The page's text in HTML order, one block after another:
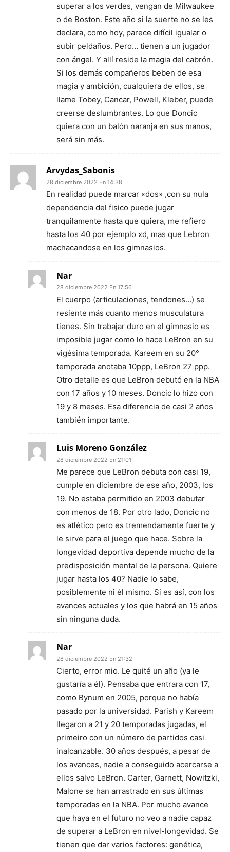
superar a los verdes, vengan de Milwaukee
o de Boston. Este año si la suerte no se les
declara, como hoy, parece difícil igualar o
subir peldaños. Pero… tienen a un jugador
con ángel. Y allí reside la magia del cabrón.
Si los demás compañeros beben de esa
magia y ambición, cualquiera de ellos, se
llame Tobey, Cancar, Powell, Kleber, puede
creerse deslumbrantes. Lo que Doncic
quiera con un balón naranja en sus manos,
será sin más.
Arvydas_Sabonis
28 diciembre 2022 En 14:38
En realidad puede marcar «dos» ,con su nula
dependencia del fisico puede jugar
tranquilamente hasta que quiera, me refiero
hasta los 40 por ejemplo xd, mas que Lebron
machacandose en los gimnasios.
Nar
28 diciembre 2022 En 17:56
El cuerpo (articulaciones, tendones…) se
resiente más cuanto menos musculatura
tienes. Sin trabajar duro en el gimnasio es
imposible jugar como lo hace LeBron en su
vigésima temporada. Kareem en su 20°
temporada anotaba 10ppp, LeBron 27 ppp.
Otro detalle es que LeBron debutó en la NBA
con 17 años y 10 meses. Doncic lo hizo con
19 y 8 meses. Esa diferencia de casi 2 años
también importante.
Luis Moreno González
28 diciembre 2022 En 21:01
Me parece que LeBron debuta con casi 19,
cumple en diciembre de ese año, 2003, los
19. No estaba permitido en 2003 debutar
con menos de 18. Por otro lado, Doncic no
es atlético pero es tremendamente fuerte y
le sirve para el juego que hace. Sobre la
longevidad deportiva depende mucho de la
predisposición mental de la persona. Quiere
jugar hasta los 40? Nadie lo sabe,
posiblemente ni él mismo. Si es así, con los
avances actuales y los que habrá en 15 años
sin ninguna duda.
Nar
28 diciembre 2022 En 21:32
Cierto, error mio. Le quité un año (ya le
gustaría a él). Pensaba que entrara con 17,
como Bynum en 2005, porque no había
pasado por la universidad. Parish y Kareem
llegaron a 21 y 20 temporadas jugadas, el
primeiro con un número de partidos casi
inalcanzable. 30 años después, a pesar de
los avances, nadie a conseguido acercarse a
ellos salvo LeBron. Carter, Garnett, Nowitzki,
Malone se han arrastrado en sus últimas
temporadas en la NBA. Por mucho avance
que haya en el futuro no veo a nadie capaz
de superar a LeBron en nivel-longevidad. Se
tienen que dar varios factores: genética,